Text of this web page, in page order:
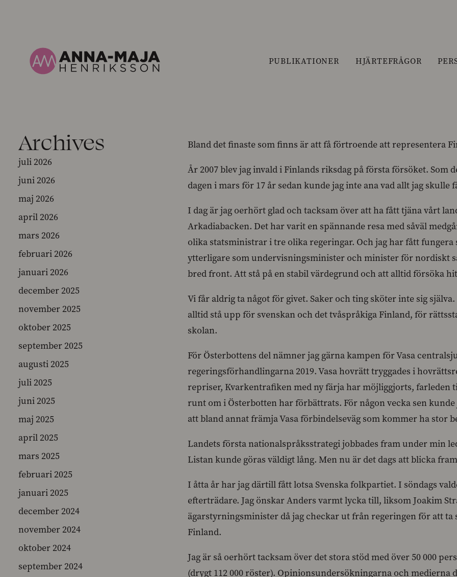
PUBLIKATIONER HJÄRTEFRÅGOR
Archives
juli 2026
juni 2026
maj 2026
april 2026
mars 2026
februari 2026
januari 2026
december 2025
november 2025
oktober 2025
september 2025
augusti 2025
juli 2025
juni 2025
maj 2025
april 2025
mars 2025
februari 2025
januari 2025
december 2024
november 2024
oktober 2024
september 2024
Bland det finaste som finns är att få förtroende att representera
År 2007 blev jag invald i Finlands riksdag på första försöket. Som
dagen i mars för 17 år sedan kunde jag inte ana vad allt jag
I dag är jag oerhört glad och tacksam över att ha fått tjäna vårt
Arkadiabacken. Det har varit en spännande resa med såväl
olika statsministrar i tre olika regeringar. Och jag har fått
ytterligare som undervisningsminister och minister för nordiskt
bred front. Att stå på en stabil värdegrund och att alltid försöka
Vi får aldrig ta något för givet. Saker och ting sköter inte sig
alltid stå upp för svenskan och det tvåspråkiga Finland, för
skolan.
För Österbottens del nämner jag gärna kampen för Vasa
regeringsförhandlingarna 2019. Vasa hovrätt tryggades i
repriser, Kvarkentrafiken med ny färja har möjliggjorts, farleden
runt om i Österbotten har förbättrats. För någon vecka sen
att bland annat främja Vasa förbindelseväg som kommer ha stor
Landets första nationalspråksstrategi jobbades fram under min
Listan kunde göras väldigt lång. Men nu är det dags att blicka
I åtta år har jag därtill fått lotsa Svenska folkpartiet. I söndags
efterträdare. Jag önskar Anders varmt lycka till, liksom Joakim
ägarstyrningsminister då jag checkar ut från regeringen för att
Finland.
Jag är så oerhört tacksam över det stora stöd med över 50 000
(drygt 112 000 röster). Opinionsundersökningarna och medierna